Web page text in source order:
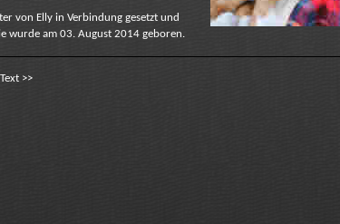
von Elly in Verbindung gesetzt und
wurde am 03. August 2014 geboren.
>>